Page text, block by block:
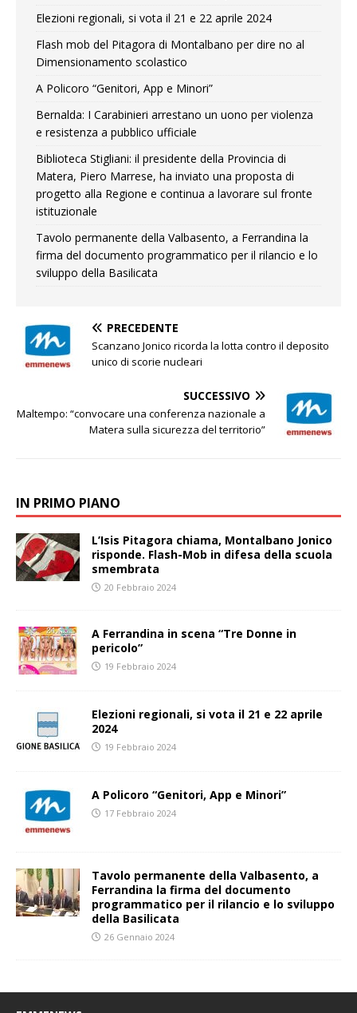
Elezioni regionali, si vota il 21 e 22 aprile 2024
Flash mob del Pitagora di Montalbano per dire no al
Dimensionamento scolastico
A Policoro “Genitori, App e Minori”
Bernalda: I Carabinieri arrestano un uono per violenza
e resistenza a pubblico ufficiale
Biblioteca Stigliani: il presidente della Provincia di
Matera, Piero Marrese, ha inviato una proposta di
progetto alla Regione e continua a lavorare sul fronte
istituzionale
Tavolo permanente della Valbasento, a Ferrandina la
firma del documento programmatico per il rilancio e lo
sviluppo della Basilicata
PRECEDENTE
Scanzano Jonico ricorda la lotta contro il deposito
unico di scorie nucleari
SUCCESSIVO
Maltempo: “convocare una conferenza nazionale a
Matera sulla sicurezza del territorio”
IN PRIMO PIANO
L’Isis Pitagora chiama, Montalbano Jonico
risponde. Flash-Mob in difesa della scuola
smembrata
20 Febbraio 2024
A Ferrandina in scena “Tre Donne in
pericolo”
19 Febbraio 2024
Elezioni regionali, si vota il 21 e 22 aprile
2024
19 Febbraio 2024
A Policoro “Genitori, App e Minori”
17 Febbraio 2024
Tavolo permanente della Valbasento, a
Ferrandina la firma del documento
programmatico per il rilancio e lo sviluppo
della Basilicata
26 Gennaio 2024